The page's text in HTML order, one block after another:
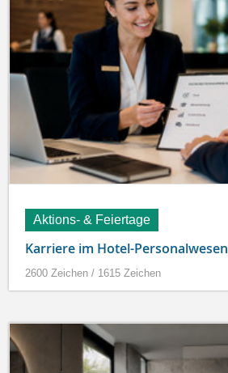
Aktions- & Feiertage
Karriere im Hotel-Personalwesen
2600 Zeichen / 1615 Zeichen